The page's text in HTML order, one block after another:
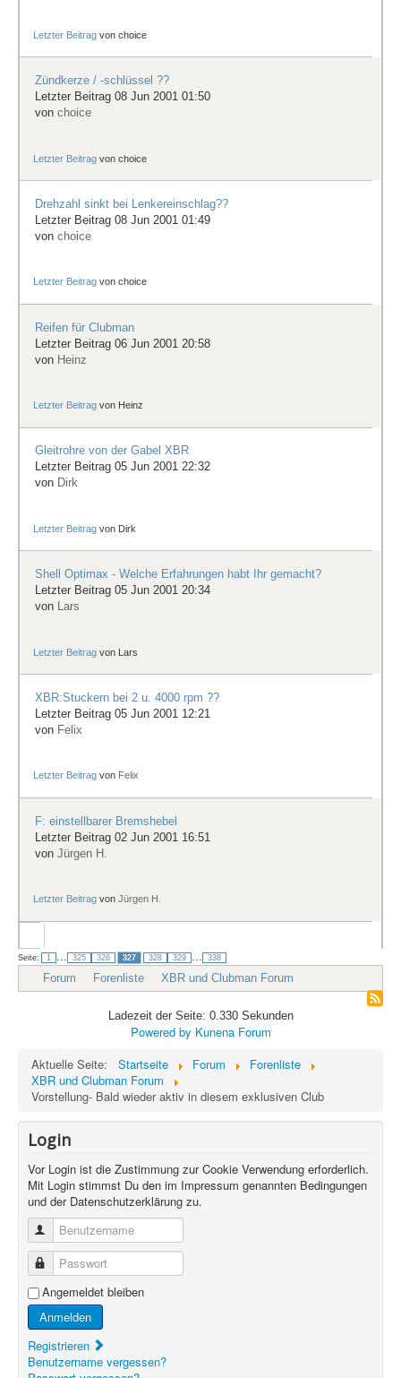
Letzter Beitrag vonchoice
Zündkerze / -schlüssel ??
Letzter Beitrag 08 Jun 2001 01:50
von choice
Letzter Beitrag vonchoice
Drehzahl sinkt bei Lenkereinschlag??
Letzter Beitrag 08 Jun 2001 01:49
von choice
Letzter Beitrag vonchoice
Reifen für Clubman
Letzter Beitrag 06 Jun 2001 20:58
von Heinz
Letzter Beitrag von Heinz
Gleitrohre von der Gabel XBR
Letzter Beitrag 05 Jun 2001 22:32
von Dirk
Letzter Beitrag von Dirk
Shell Optimax - Welche Erfahrungen habt Ihr gemacht?
Letzter Beitrag 05 Jun 2001 20:34
von Lars
Letzter Beitrag von Lars
XBR:Stuckern bei 2 u. 4000 rpm ??
Letzter Beitrag 05 Jun 2001 12:21
von Felix
Letzter Beitrag von Felix
F: einstellbarer Bremshebel
Letzter Beitrag 02 Jun 2001 16:51
von Jürgen H.
Letzter Beitrag vonJürgen H.
Seite: 1 325 326 327 328 329 338
Forum Forenliste XBR und Clubman Forum
Ladezeit der Seite: 0.330 Sekunden
Powered by Kunena Forum
Aktuelle Seite:
Startseite Forum
Forenliste
XBR und Clubman Forum
Vorstellung- Bald wieder aktiv in diesem exklusiven Club
Login
Vor Login ist die Zustimmung zur Cookie Verwendung erforderlich.
Mit Login stimmst Du den im Impressum genannten Bedingungen
und der Datenschutzerklärung zu.
Benutzername
Passwort
Angemeldet bleiben
Anmelden
Registrieren
Benutzername vergessen?